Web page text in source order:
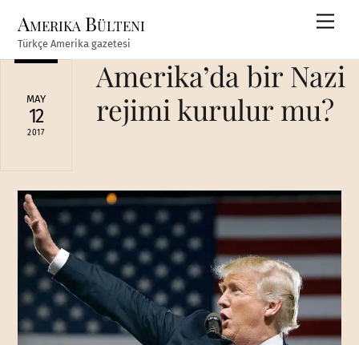
content
Amerika Bülteni
Türkçe Amerika gazetesi
MAY
12
2017
Amerika’da bir Nazi
rejimi kurulur mu?